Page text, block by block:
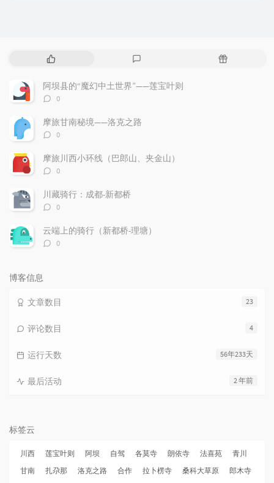
热
文
章
随
阿坝县的“魔幻中土世界”——莲宝叶则
评
数：
0
摩旅甘南秘境——洛克之路
评
数：
0
摩旅川西小环线（巴郎山、夹金山）
评
数：
0
川藏骑行：成都-新都桥
评
数：
0
云端上的骑行（新都桥-理塘）
评
0
博客信息
23
文章数目
4
评论数目
56年233天
运行天数
2 年前
最后活动
标签云
川西 莲宝叶则 阿坝 自驾 各莫寺 朗依寺 法喜苑
青川
甘南
扎尕那 洛克之路 合作 拉卜楞寺 桑科大草原
郎木寺